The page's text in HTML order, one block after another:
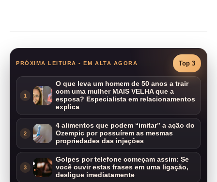
PRÓXIMA LEITURA - EM ALTA AGORA Top 3
1
O que leva um homem de 50 anos a trair
com uma mulher MAIS VELHA que a
esposa? Especialista em relacionamentos
explica
2
4 alimentos que podem “imitar” a ação do
Ozempic por possuírem as mesmas
propriedades das injeções
3
Golpes por telefone começam assim: Se
você ouvir estas frases em uma ligação,
desligue imediatamente